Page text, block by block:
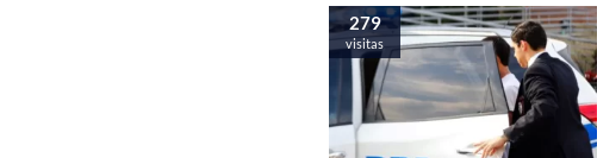
279
visitas